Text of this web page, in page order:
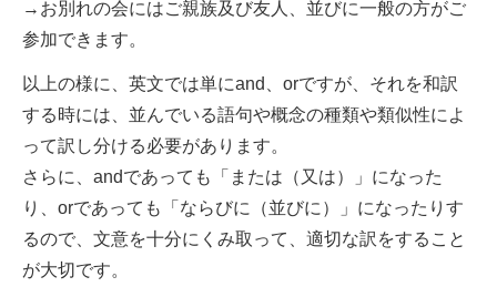
→お別れの会にはご親族及び友人、並びに一般の方がご
参加できます。
以上の様に、英文では単にand、orですが、それを和訳
する時には、並んでいる語句や概念の種類や類似性によ
って訳し分ける必要があります。
さらに、andであっても「または（又は）」になった
り、orであっても「ならびに（並びに）」になったりす
るので、文意を十分にくみ取って、適切な訳をすること
が大切です。